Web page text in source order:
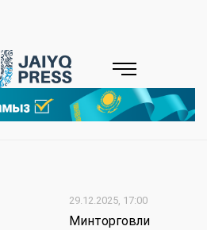
29.12.2025, 17:00
Минторговли